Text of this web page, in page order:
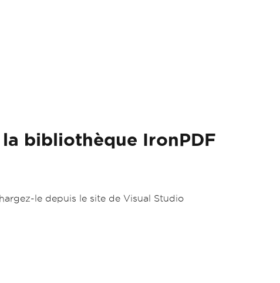
bibliothèque IronPDF
le depuis le site de Visual Studio